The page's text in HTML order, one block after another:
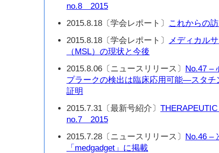
no.8 2015
2015.8.18〔学会レポート〕
これからの
2015.8.18〔学会レポート〕
メディカル
（MSL）の現状と今後
2015.8.06〔ニュースリリース〕 No.47 –
プラークの検出は臨床応用可能—スタチ
証明
2015.7.31〔最新号紹介〕
no.7 2015
2015.7.28〔ニュースリリース〕 No.46 –
「medgadget」に掲載